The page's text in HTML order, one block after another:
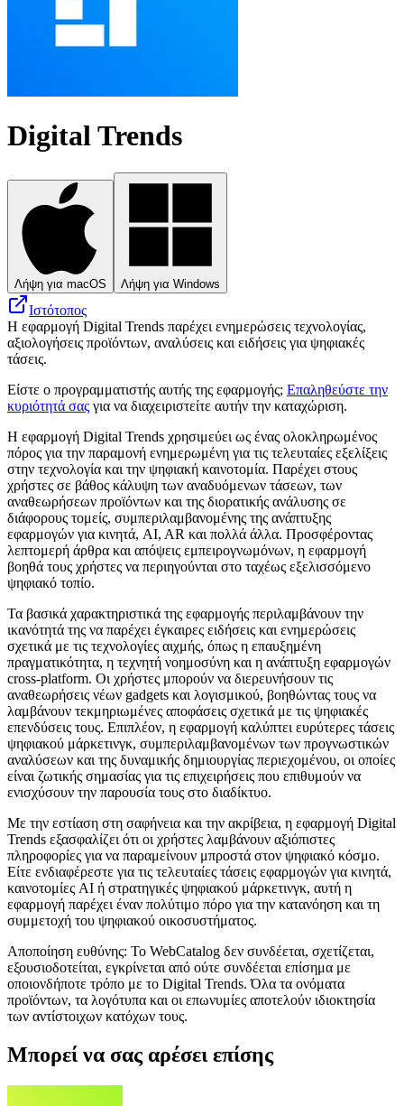
Digital Trends
Λήψη για macOS Λήψη για Windows
Ιστότοπος
Η εφαρμογή Digital Trends παρέχει ενημερώσεις τεχνολογίας,
αξιολογήσεις προϊόντων, αναλύσεις και ειδήσεις για ψηφιακές
τάσεις.
Είστε ο προγραμματιστής αυτής της εφαρμογής; Επαληθεύστε την
κυριότητά σας για να διαχειριστείτε αυτήν την καταχώριση.
Η εφαρμογή Digital Trends χρησιμεύει ως ένας ολοκληρωμένος
πόρος για την παραμονή ενημερωμένη για τις τελευταίες εξελίξεις
στην τεχνολογία και την ψηφιακή καινοτομία. Παρέχει στους
χρήστες σε βάθος κάλυψη των αναδυόμενων τάσεων, των
αναθεωρήσεων προϊόντων και της διορατικής ανάλυσης σε
διάφορους τομείς, συμπεριλαμβανομένης της ανάπτυξης
εφαρμογών για κινητά, AI, AR και πολλά άλλα. Προσφέροντας
λεπτομερή άρθρα και απόψεις εμπειρογνωμόνων, η εφαρμογή
βοηθά τους χρήστες να περιηγούνται στο ταχέως εξελισσόμενο
ψηφιακό τοπίο.
Τα βασικά χαρακτηριστικά της εφαρμογής περιλαμβάνουν την
ικανότητά της να παρέχει έγκαιρες ειδήσεις και ενημερώσεις
σχετικά με τις τεχνολογίες αιχμής, όπως η επαυξημένη
πραγματικότητα, η τεχνητή νοημοσύνη και η ανάπτυξη εφαρμογών
cross-platform. Οι χρήστες μπορούν να διερευνήσουν τις
αναθεωρήσεις νέων gadgets και λογισμικού, βοηθώντας τους να
λαμβάνουν τεκμηριωμένες αποφάσεις σχετικά με τις ψηφιακές
επενδύσεις τους. Επιπλέον, η εφαρμογή καλύπτει ευρύτερες τάσεις
ψηφιακού μάρκετινγκ, συμπεριλαμβανομένων των προγνωστικών
αναλύσεων και της δυναμικής δημιουργίας περιεχομένου, οι οποίες
είναι ζωτικής σημασίας για τις επιχειρήσεις που επιθυμούν να
ενισχύσουν την παρουσία τους στο διαδίκτυο.
Με την εστίαση στη σαφήνεια και την ακρίβεια, η εφαρμογή Digital
Trends εξασφαλίζει ότι οι χρήστες λαμβάνουν αξιόπιστες
πληροφορίες για να παραμείνουν μπροστά στον ψηφιακό κόσμο.
Είτε ενδιαφέρεστε για τις τελευταίες τάσεις εφαρμογών για κινητά,
καινοτομίες AI ή στρατηγικές ψηφιακού μάρκετινγκ, αυτή η
εφαρμογή παρέχει έναν πολύτιμο πόρο για την κατανόηση και τη
συμμετοχή του ψηφιακού οικοσυστήματος.
Αποποίηση ευθύνης: Το WebCatalog δεν συνδέεται, σχετίζεται,
εξουσιοδοτείται, εγκρίνεται από ούτε συνδέεται επίσημα με
οποιονδήποτε τρόπο με το Digital Trends. Όλα τα ονόματα
προϊόντων, τα λογότυπα και οι επωνυμίες αποτελούν ιδιοκτησία
των αντίστοιχων κατόχων τους.
Μπορεί να σας αρέσει επίσης